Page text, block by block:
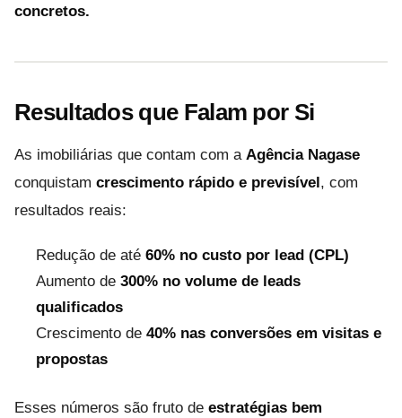
concretos.
Resultados que Falam por Si
As imobiliárias que contam com a Agência Nagase
conquistam crescimento rápido e previsível, com
resultados reais:
Redução de até 60% no custo por lead (CPL)
Aumento de 300% no volume de leads
qualificados
Crescimento de 40% nas conversões em visitas e
propostas
Esses números são fruto de estratégias bem